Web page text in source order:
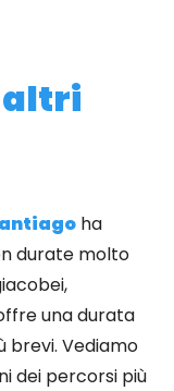
altri
ha
durate molto
una durata
brevi. Vediamo
dei percorsi più